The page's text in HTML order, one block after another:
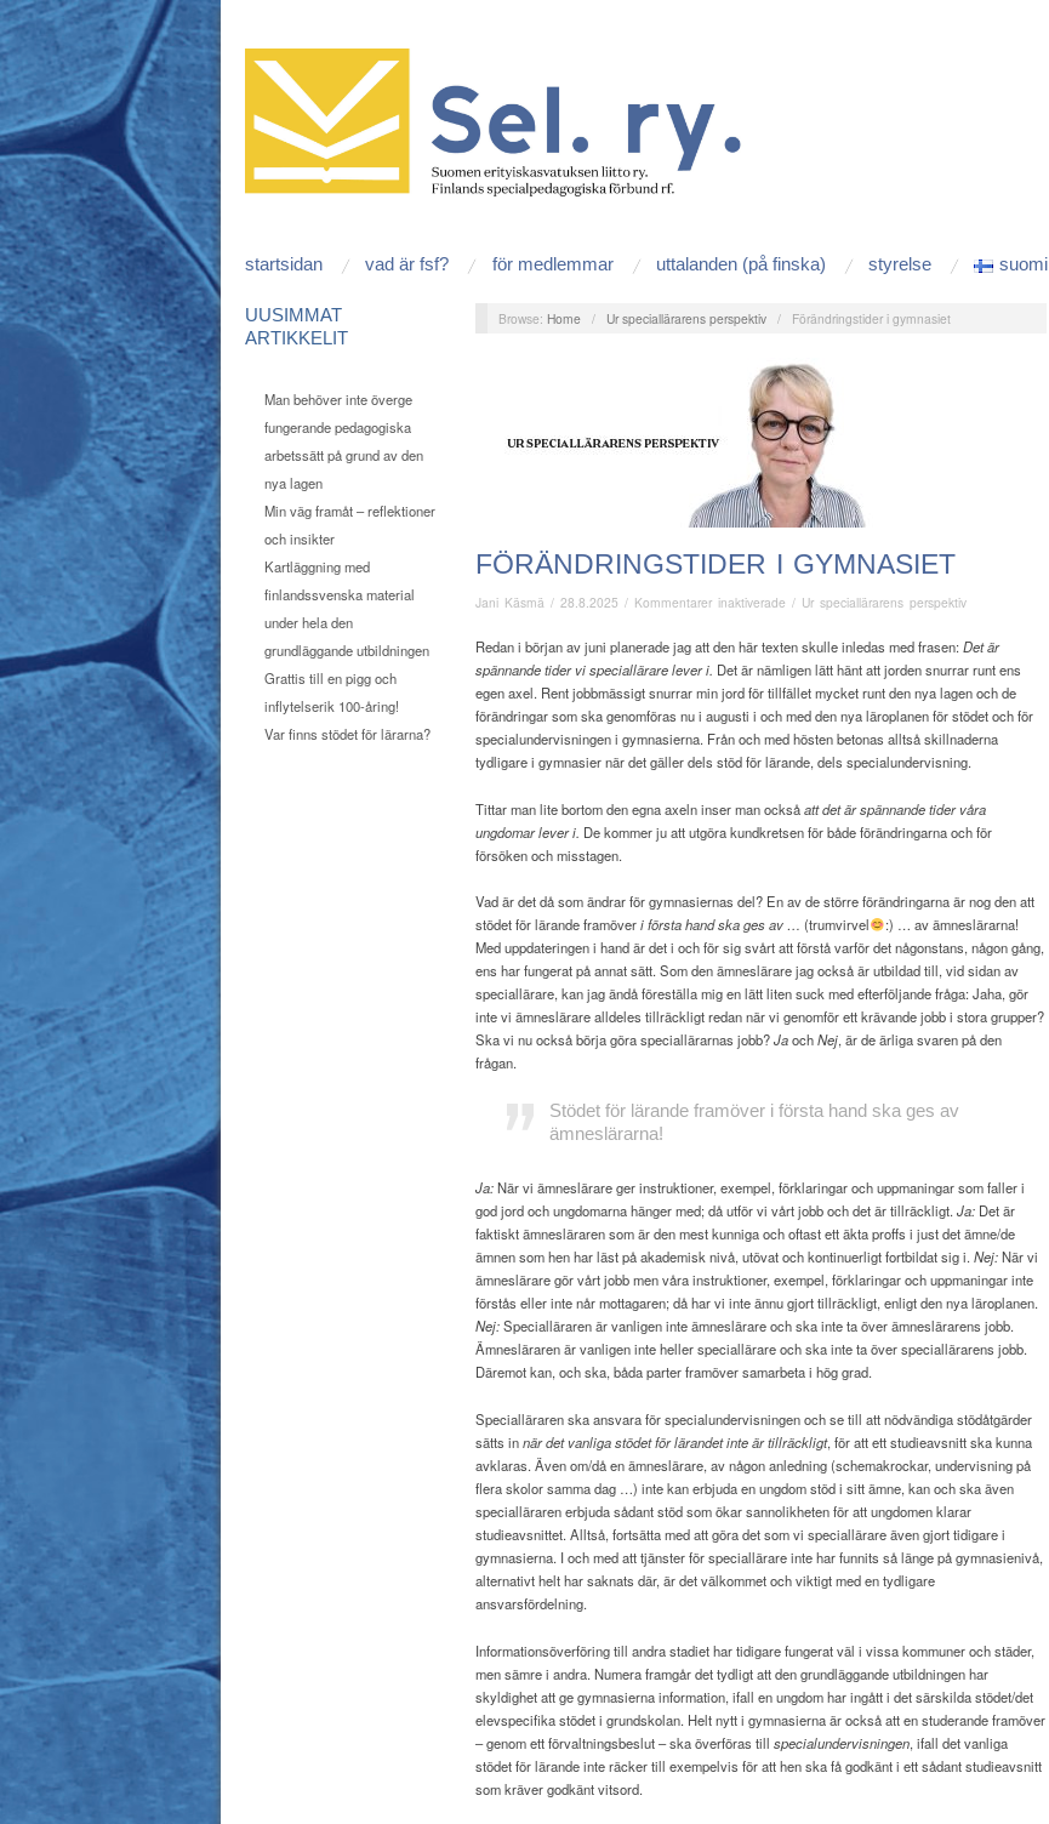
startsidan vad är fsf? för medlemmar uttalanden (på finska) styrelse suomi
UUSIMMAT
ARTIKKELIT
Man behöver inte överge
fungerande pedagogiska
arbetssätt på grund av den
nya lagen
Min väg framåt – reflektioner
och insikter
Kartläggning med
finlandssvenska material
under hela den
grundläggande utbildningen
Grattis till en pigg och
inflytelserik 100-åring!
Var finns stödet för lärarna?
Browse: Home / Ur speciallärarens perspektiv / Förändringstider i gymnasiet
FÖRÄNDRINGSTIDER I GYMNASIET
Jani Käsmä / 28.8.2025 / Kommentarer inaktiverade för
i
gymnasiet
/ Ur speciallärarens perspektiv
Redan i början av juni planerade jag att den här texten skulle inledas med frasen:Det är
spännande tider vi speciallärare lever i. Det är nämligen lätt hänt att jorden snurrar runt ens
egen axel. Rent jobbmässigt snurrar min jord för tillfället mycket runt den nya lagen och de
förändringar som ska genomföras nu i augusti i och med den nya läroplanen för stödet och för
specialundervisningen i gymnasierna. Från och med hösten betonas alltså skillnaderna
tydligare i gymnasier när det gäller dels stöd för lärande, dels specialundervisning.
Tittar man lite bortom den egna axeln inser man ocksåatt det är spännande tider våra
ungdomar lever i. De kommer ju att utgöra kundkretsen för både förändringarna och för
försöken och misstagen.
Vad är det då som ändrar för gymnasiernas del? En av de större förändringarna är nog den att
stödet för lärande framöveri första hand ska ges av … (trumvirvel
:) … av ämneslärarna!
Med uppdateringen i hand är det i och för sig svårt att förstå varför det någonstans, någon gång,
ens har fungerat på annat sätt. Som den ämneslärare jag också är utbildad till, vid sidan av
speciallärare, kan jag ändå föreställa mig en lätt liten suck med efterföljande fråga: Jaha, gör
inte vi ämneslärare alldeles tillräckligt redan när vi genomför ett krävande jobb i stora grupper?
Ska vi nu också börja göra speciallärarnas jobb?JaochNej, är de ärliga svaren på den
frågan.
Stödet för lärande framöver i första hand ska ges av
ämneslärarna!
Ja:När vi ämneslärare ger instruktioner, exempel, förklaringar och uppmaningar som faller i
god jord och ungdomarna hänger med; då utför vi vårt jobb och det är tillräckligt.Ja: Det är
faktiskt ämnesläraren som är den mest kunniga och oftast ett äkta proffs i just det ämne/de
ämnen som hen har läst på akademisk nivå, utövat och kontinuerligt fortbildat sig i.Nej:När vi
ämneslärare gör vårt jobb men våra instruktioner, exempel, förklaringar och uppmaningar inte
förstås eller inte når mottagaren; då har vi inte ännu gjort tillräckligt, enligt den nya läroplanen.
Nej:Specialläraren är vanligen inte ämneslärare och ska inte ta över ämneslärarens jobb.
Ämnesläraren är vanligen inte heller speciallärare och ska inte ta över speciallärarens jobb.
Däremot kan, och ska, båda parter framöver samarbeta i hög grad.
Specialläraren ska ansvara för specialundervisningen och se till att nödvändiga stödåtgärder
sätts innär det vanliga stödet för lärandet inte är tillräckligt, för att ett studieavsnitt ska kunna
avklaras. Även om/då en ämneslärare, av någon anledning (schemakrockar, undervisning på
flera skolor samma dag …) inte kan erbjuda en ungdom stöd i sitt ämne, kan och ska även
specialläraren erbjuda sådant stöd som ökar sannolikheten för att ungdomen klarar
studieavsnittet. Alltså, fortsätta med att göra det som vi speciallärare även gjort tidigare i
gymnasierna. I och med att tjänster för speciallärare inte har funnits så länge på gymnasienivå,
alternativt helt har saknats där, är det välkommet och viktigt med en tydligare
ansvarsfördelning.
Informationsöverföring till andra stadiet har tidigare fungerat väl i vissa kommuner och städer,
men sämre i andra. Numera framgår det tydligt att den grundläggande utbildningen har
skyldighet att ge gymnasierna information, ifall en ungdom har ingått i det särskilda stödet/det
elevspecifika stödet i grundskolan. Helt nytt i gymnasierna är också att en studerande framöver
– genom ett förvaltningsbeslut – ska överföras till specialundervisningen, ifall det vanliga
stödet för lärande inte räcker till exempelvis för att hen ska få godkänt i ett sådant studieavsnitt
som kräver godkänt vitsord.